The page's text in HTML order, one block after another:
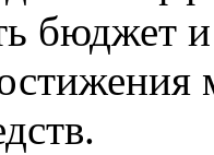
бюджет и